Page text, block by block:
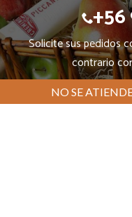
+56
Solicite sus pedidos
contrario
NO SE